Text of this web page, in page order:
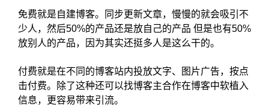
免费就是自建博客。同步更新文章，慢慢的就会吸引不
少人，然后50%的产品还是放自己的产品 但是也有50%
放别人的产品，因为其实还挺多人是这么干的。
付费就是在不同的博客站内投放文字、图片广告，按点
击付费。除了这种还可以找博客主合作在博客中软植入
信息，更容易带来引流。